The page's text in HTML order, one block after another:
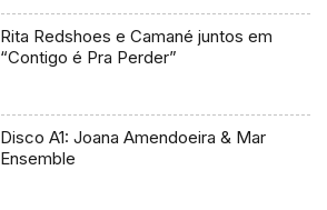
Rita Redshoes e Camané juntos em
“Contigo é Pra Perder”
Disco A1: Joana Amendoeira & Mar
Ensemble